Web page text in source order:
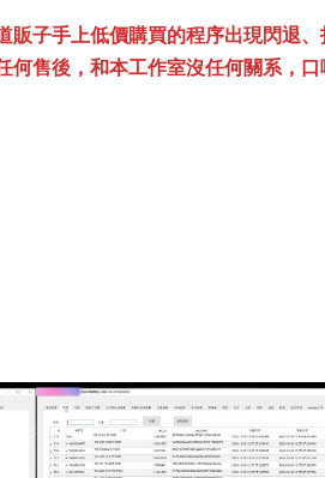
販子手上低價購買的程序出現閃退、
何售後，和本工作室沒任何關系，口